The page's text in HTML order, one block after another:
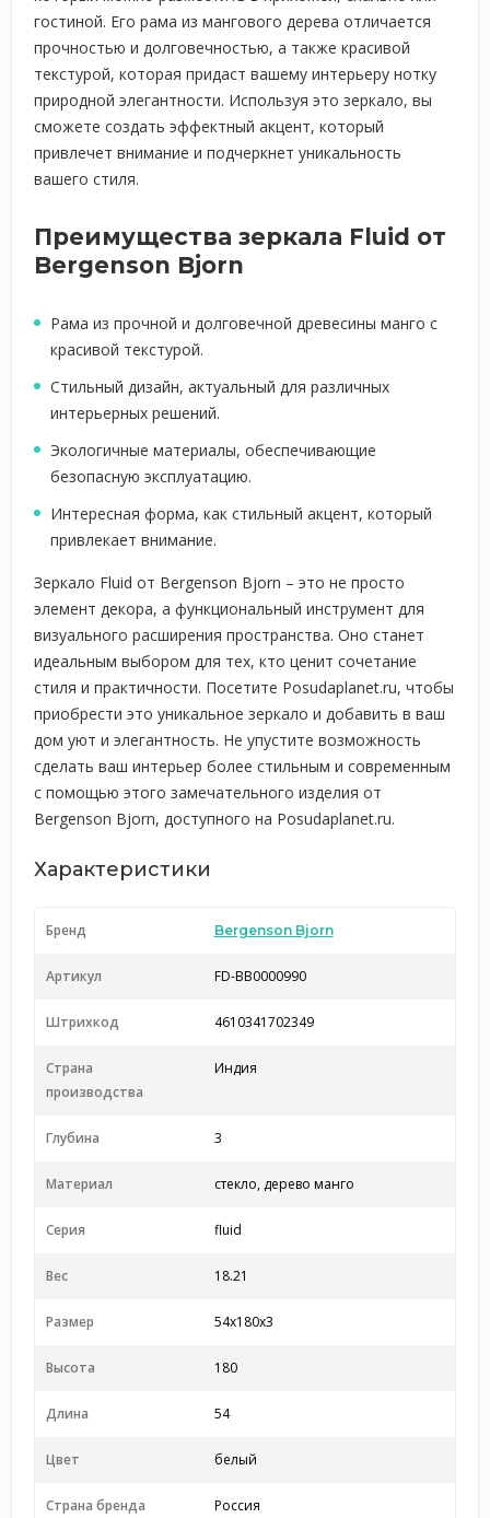
гостиной. Его рама из мангового дерева отличается
прочностью и долговечностью, а также красивой
текстурой, которая придаст вашему интерьеру нотку
природной элегантности. Используя это зеркало, вы
сможете создать эффектный акцент, который
привлечет внимание и подчеркнет уникальность
вашего стиля.
Преимущества зеркала Fluid от
Bergenson Bjorn
Рама из прочной и долговечной древесины манго с
красивой текстурой.
Стильный дизайн, актуальный для различных
интерьерных решений.
Экологичные материалы, обеспечивающие
безопасную эксплуатацию.
Интересная форма, как стильный акцент, который
привлекает внимание.
Зеркало Fluid от Bergenson Bjorn – это не просто
элемент декора, а функциональный инструмент для
визуального расширения пространства. Оно станет
идеальным выбором для тех, кто ценит сочетание
стиля и практичности. Посетите Posudaplanet.ru, чтобы
приобрести это уникальное зеркало и добавить в ваш
дом уют и элегантность. Не упустите возможность
сделать ваш интерьер более стильным и современным
с помощью этого замечательного изделия от
Bergenson Bjorn, доступного на Posudaplanet.ru.
Характеристики
Бренд Bergenson Bjorn
Артикул FD-BB0000990
Штрихкод 4610341702349
Страна
производства
Индия
Глубина 3
Материал стекло, дерево манго
Серия fluid
Вес 18.21
Размер 54x180x3
Высота 180
Длина 54
Цвет белый
Страна бренда Россия